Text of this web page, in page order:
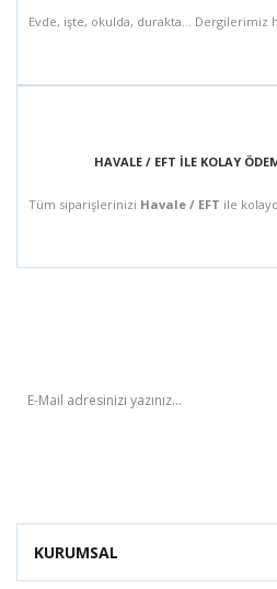
Evde, işte, okulda, durakta... Dergilerimiz
HAVALE / EFT İLE KOLAY
Tüm siparişlerinizi Havale / EFT ile
KURUMSAL